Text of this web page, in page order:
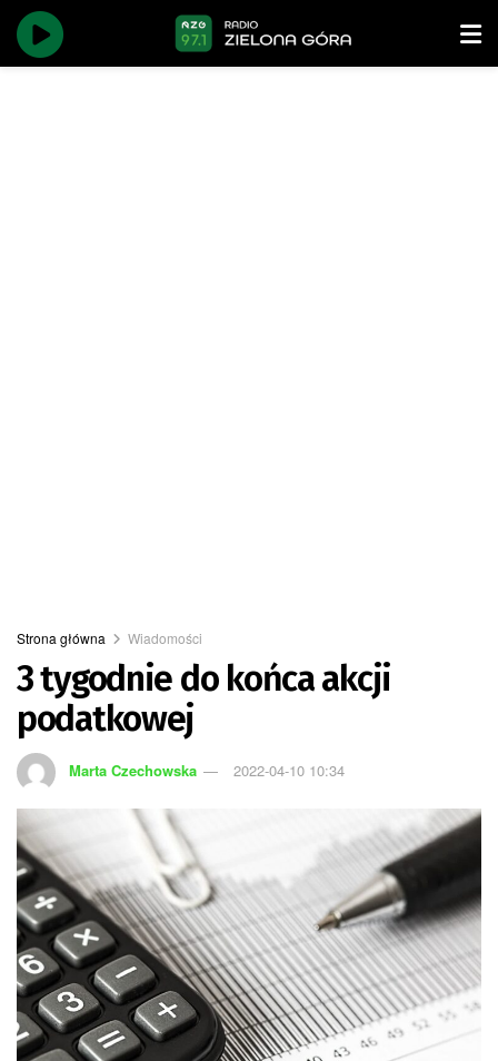
Strona główna Wiadomości
3 tygodnie do końca akcji
podatkowej
Marta Czechowska 2022-04-10 10:34